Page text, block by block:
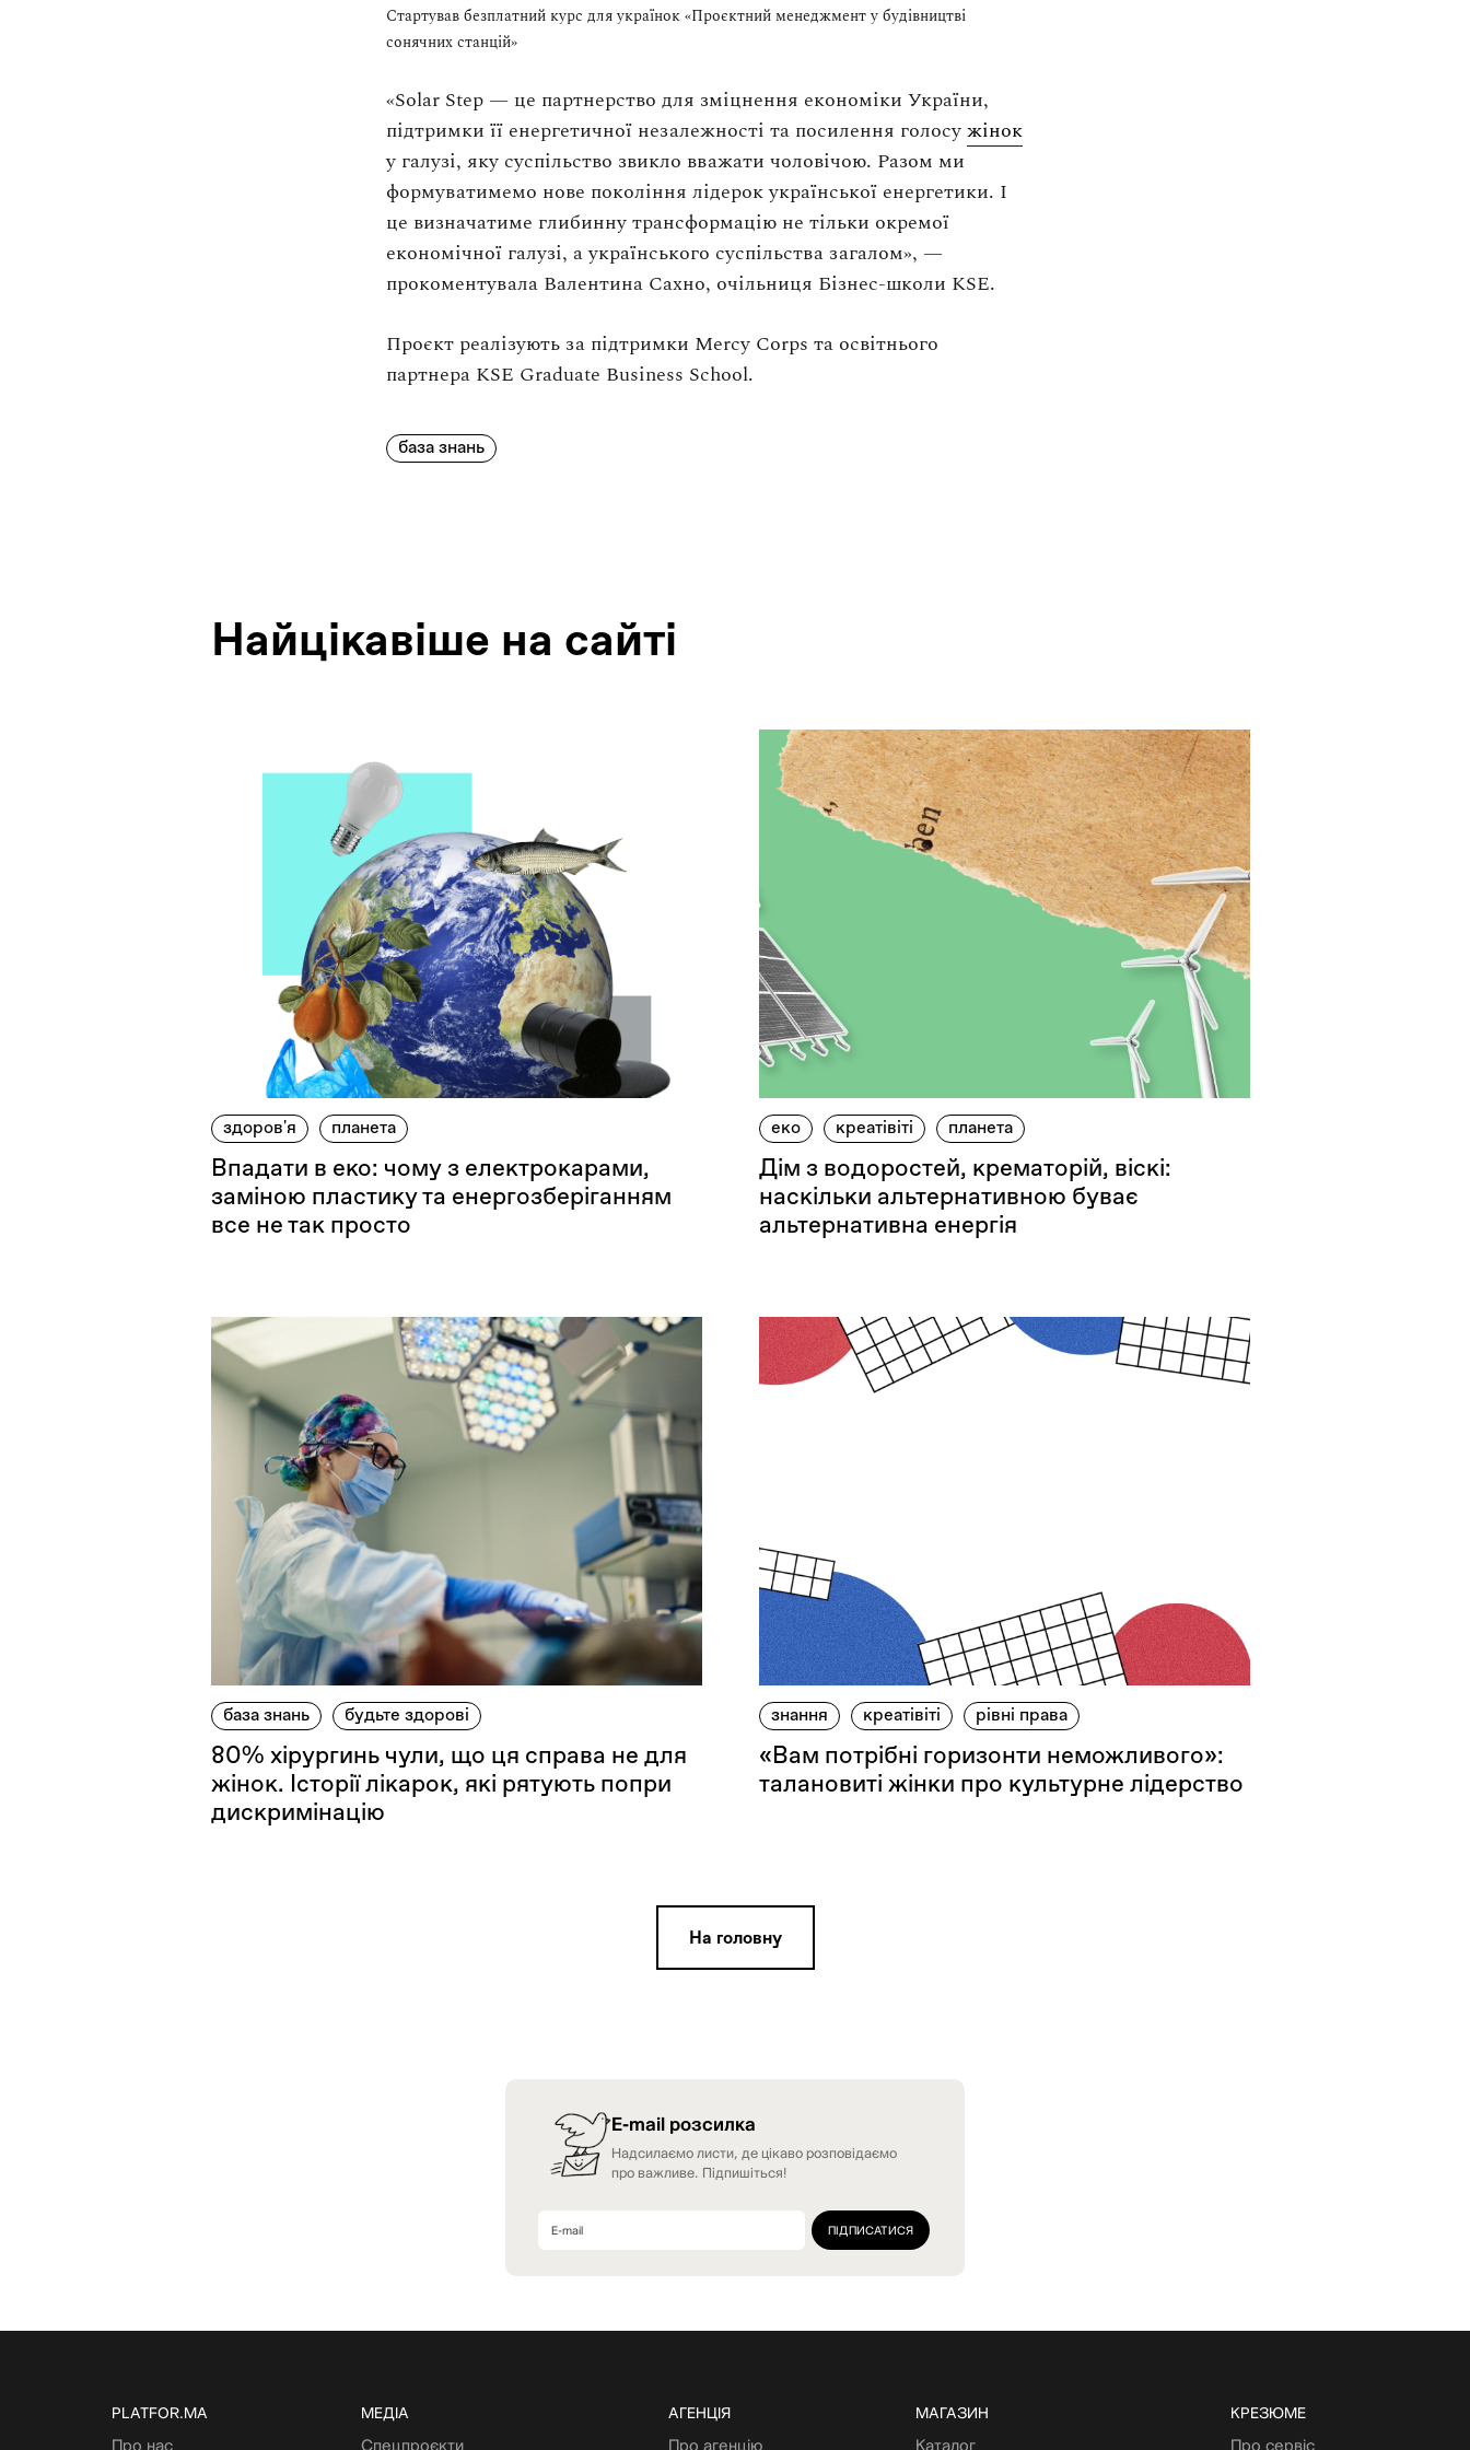
Стартував безплатний курс для українок «Проєктний менеджмент у будівництві
сонячних станцій»
«Solar Step — це партнерство для зміцнення економіки України,
підтримки її енергетичної незалежності та посилення голосужінок
у галузі, яку суспільство звикло вважати чоловічою. Разом ми
формуватимемо нове покоління лідерок української енергетики. І
це визначатиме глибинну трансформацію не тільки окремої
економічної галузі, а українського суспільства загалом», —
прокоментувала Валентина Сахно, очільниця Бізнес-школи KSE.
Проєкт реалізують за підтримки Mercy Corps та освітнього
партнера KSE Graduate Business School.
база знань
Найцiкавiше на сайтi
здоров'я планета
Впадати в еко: чому з електрокарами,
заміною пластику та енергозберіганням
все не так просто
еко креатівіті планета
Дім з водоростей, крематорій, віскі:
наскільки альтернативною буває
альтернативна енергія
база знань будьте здорові
80% хірургинь чули, що ця справа не для
жінок. Історії лікарок, які рятують попри
дискримінацію
знання креатівіті рівні права
«Вам потрібні горизонти неможливого»:
талановиті жінки про культурне лідерство
На головну
E-mail розсилка
Надсилаємо листи, де цікаво розповідаємо
про важливе. Підпишіться!
PLATFOR.MA
Про нас
МЕДІА
Спецпроєкти
АГЕНЦІЯ
Про агенцію
МАГАЗИН
Каталог
КРЕЗЮМЕ
Про сервіс